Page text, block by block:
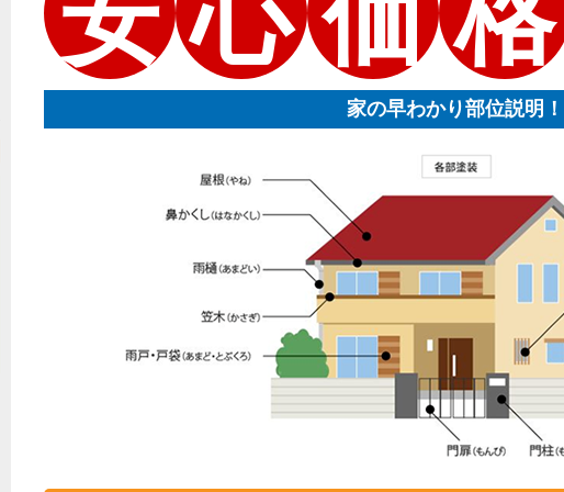
家の早わかり部位説明！